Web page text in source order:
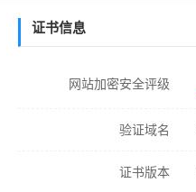
证书信息
网站加密安全评级
验证域名
证书版本